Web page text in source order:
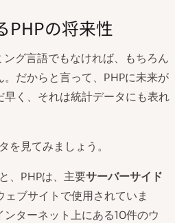
PHPの将来性
グ言語でもなければ、もちろん
だからと言って、PHPに未来が
く、それは統計データにも表れ
を見てみましょう。
、PHPは、主要サーバーサイド
ェブサイトで使用されていま
ターネット上にある10件のウ